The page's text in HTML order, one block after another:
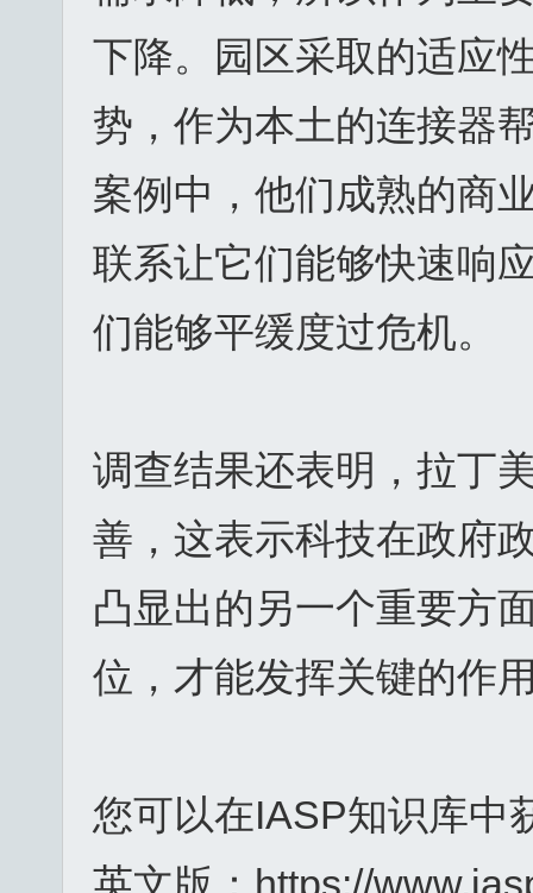
下降。园区采取的适应
势，作为本土的连接器
案例中，他们成熟的商
联系让它们能够快速响
们能够平缓度过危机。
调查结果还表明，拉丁
善，这表示科技在政府
凸显出的另一个重要方
位，才能发挥关键的作
您可以在IASP知识库中
英文版：https://